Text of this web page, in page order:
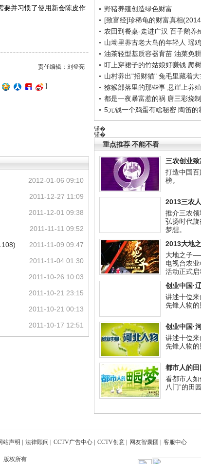
野猪养殖创造绿色财富
[致富经]珍稀龟的财富真相
农田到餐桌-走进广汉 百子鹅养
山坳里养古老大鸟的年轻人 瑶
油茶轻型基质容器育苗 油菜免
盯上穿裙子的竹姑娘好赚钱 爬
山村养出"招财猫" 兔毛里藏着大
猕猴部落里的那些事 悬崖上养
都是一夜暴富惹的祸 唐三彩烧
5元钱一个鸡蛋有啥秘密 陶笛的
锘�
锘�
重点推荐 不能不看
三农创业
打造中国
榜。
2013三农
推介三农领
弘扬时代
梦想。
2013大地
大地之子
电视台农
活动正式启
创业中国·
讲述十位
先锋人物的
创业中国·
讲述十位
先锋人物的
都市人的田
看都市人如
八门”的田
要并习惯了使用新会陈皮作
责任编辑：刘登亮
】
2012-01-06 09:10
2011-12-27 11:09
2011-12-01 09:38
2011-11-11 09:52
2011-11-09 09:47
2011-11-04 01:30
2011-10-26 10:03
2011-10-21 23:15
2011-10-21 00:13
2011-10-17 12:51
站声明 法律顾问 CCTV广告中心 CCTV创意 网友智囊团 客服中心
版权所有